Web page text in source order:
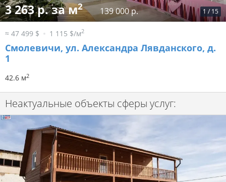
1 / 15
3 263 р. за м2 139 000 р.
≈ 47 499 $ 1 115 $/м2
Смолевичи, ул. Александра Лявданского, д.
1
42.6 м2
Неактуальные объекты сферы услуг: